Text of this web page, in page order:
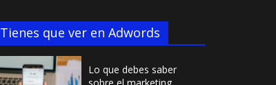
Tienes que ver en Adwords
Lo que debes saber